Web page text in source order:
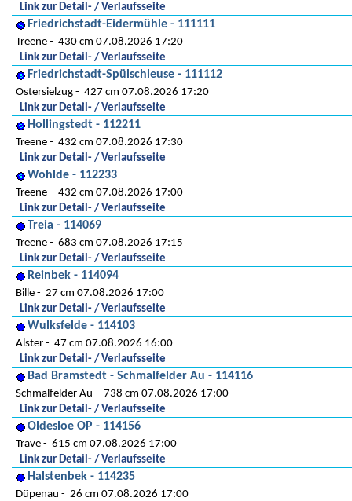
Link zur Detail- / Verlaufsseite
Friedrichstadt-Eidermühle - 111111
Treene
430 cm 07.08.2026 17:20
Link zur Detail- / Verlaufsseite
Friedrichstadt-Spülschleuse - 111112
Ostersielzug
427 cm 07.08.2026 17:20
Link zur Detail- / Verlaufsseite
Hollingstedt - 112211
Treene
432 cm 07.08.2026 17:30
Link zur Detail- / Verlaufsseite
Wohlde - 112233
Treene
432 cm 07.08.2026 17:00
Link zur Detail- / Verlaufsseite
Treia - 114069
Treene
683 cm 07.08.2026 17:15
Link zur Detail- / Verlaufsseite
Reinbek - 114094
Bille
27 cm 07.08.2026 17:00
Link zur Detail- / Verlaufsseite
Wulksfelde - 114103
Alster
47 cm 07.08.2026 16:00
Link zur Detail- / Verlaufsseite
Bad Bramstedt - Schmalfelder Au - 114116
Schmalfelder Au
738 cm 07.08.2026 17:00
Link zur Detail- / Verlaufsseite
Oldesloe OP - 114156
Trave
615 cm 07.08.2026 17:00
Link zur Detail- / Verlaufsseite
Halstenbek - 114235
Düpenau
26 cm 07.08.2026 17:00